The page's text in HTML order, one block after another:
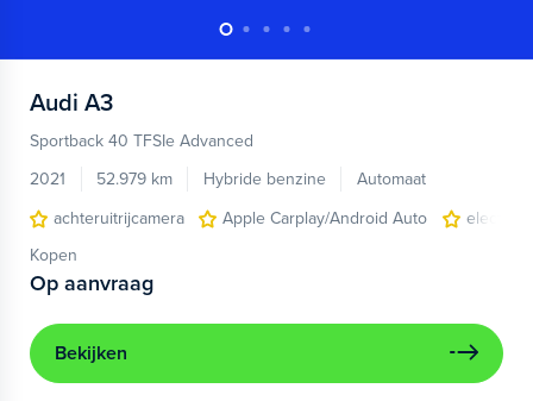
Audi A3
Sportback 40 TFSIe Advanced
2021
52.979 km Hybride benzine
Automaat
achteruitrijcamera
Apple Carplay/Android Auto
Kopen
Op aanvraag
Bekijken